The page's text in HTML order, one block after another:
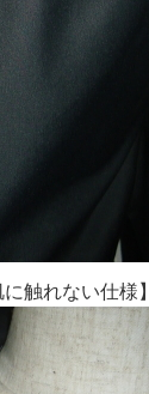
触れない仕様】